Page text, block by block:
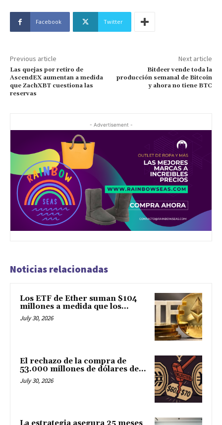
Facebook Twitter
Previous article
Las quejas por retiro de
AscendEX aumentan a medida
que ZachXBT cuestiona las
reservas
Next article
Bitdeer vende toda la
producción semanal de Bitcoin
y ahora no tiene BTC
- Advertisement -
Noticias relacionadas
Los ETF de Ether suman $104
millones a medida que los...
July 30, 2026
El rechazo de la compra de
53.000 millones de dólares de...
July 30, 2026